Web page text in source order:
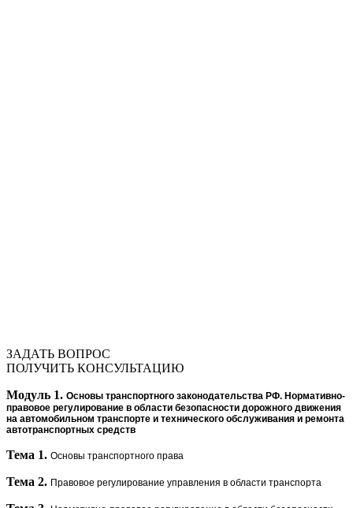
ЗАДАТЬ ВОПРОС
ПОЛУЧИТЬ КОНСУЛЬТАЦИЮ
Модуль 1. Основы транспортного законодательства РФ. Нормативно-
правовое регулирование в области безопасности дорожного движения
на автомобильном транспорте и технического обслуживания и ремонта
автотранспортных средств
Тема 1. Основы транспортного права
Тема 2. Правовое регулирование управления в области транспорта